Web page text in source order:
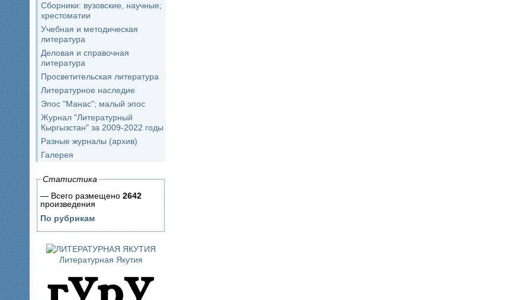
Сборники: вузовские, научные;
хрестоматии
Учебная и методическая
литература
Деловая и справочная
литература
Просветительская литература
Литературное наследие
Эпос "Манас"; малый эпос
Журнал "Литературный
Кыргызстан" за 2009-2022 годы
Разные журналы (архив)
Галерея
Статистика
— Всего размещено 2642
произведения
По рубрикам
Литературная Якутия